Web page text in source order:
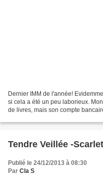
Dernier IMM de l'année!
si cela a été un peu laborieux.
de livres, mais son compte
Tendre Veillée -
Publié le 24/12/2013 à 08:30
Par Cla S